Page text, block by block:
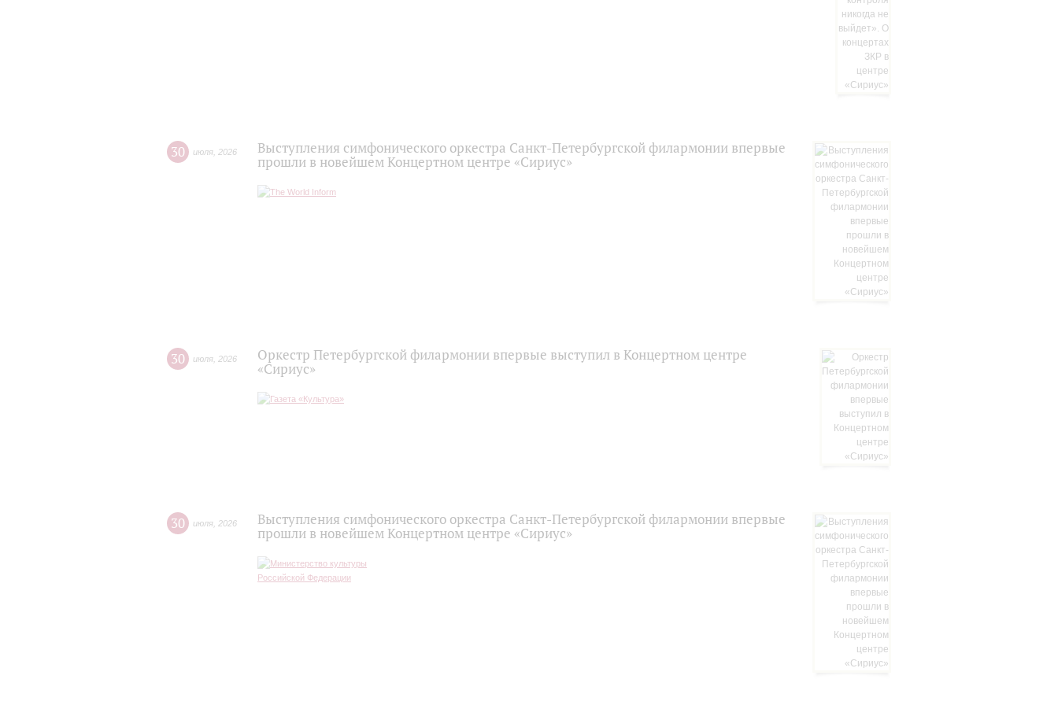
30 июля 2026
Выступления симфонического оркестра Санкт-Петербургской филармонии впервые
прошли в новейшем Концертном центре «Сириус»
30 июля 2026
Оркестр Петербургской филармонии впервые выступил в Концертном центре
«Сириус»
30 июля 2026
Выступления симфонического оркестра Санкт-Петербургской филармонии впервые
прошли в новейшем Концертном центре «Сириус»